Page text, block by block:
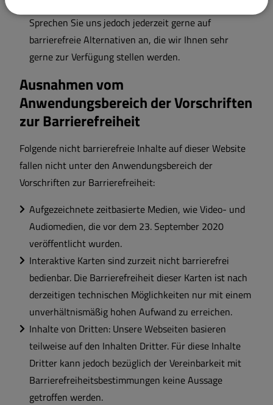
Sprechen Sie uns jedoch jederzeit gerne auf
barrierefreie Alternativen an, die wir Ihnen sehr
gerne zur Verfügung stellen werden.
Ausnahmen vom
Anwendungsbereich der Vorschriften
zur Barrierefreiheit
Folgende nicht barrierefreie Inhalte auf dieser Website
fallen nicht unter den Anwendungsbereich der
Vorschriften zur Barrierefreiheit:
Aufgezeichnete zeitbasierte Medien, wie Video- und
Audiomedien, die vor dem 23. September 2020
veröffentlicht wurden.
Interaktive Karten sind zurzeit nicht barrierefrei
bedienbar. Die Barrierefreiheit dieser Karten ist nach
derzeitigen technischen Möglichkeiten nur mit einem
unverhältnismäßig hohen Aufwand zu erreichen.
Inhalte von Dritten: Unsere Webseiten basieren
teilweise auf den Inhalten Dritter. Für diese Inhalte
Dritter kann jedoch bezüglich der Vereinbarkeit mit
Barrierefreiheitsbestimmungen keine Aussage
getroffen werden.